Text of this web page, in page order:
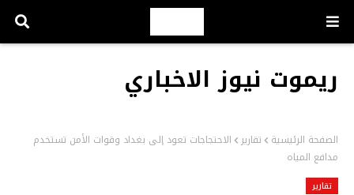
ريموت نيوز الاخباري
الصفحة الرئيسية تقارير
الاحتجاجات تعود إلى بغداد وقوات الأمن تستخدم
مدافع المياه
تقارير